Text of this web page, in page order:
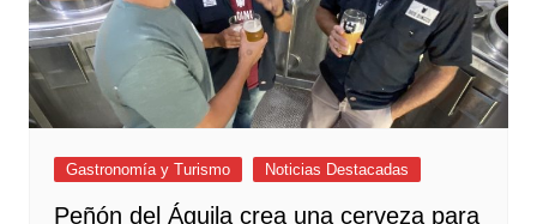
Gastronomía y Turismo Noticias Destacadas
Peñón del Águila crea una cerveza para